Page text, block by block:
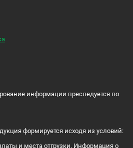
информации преследуется по
формируется исходя из условий:
и места отгрузки. Информация о